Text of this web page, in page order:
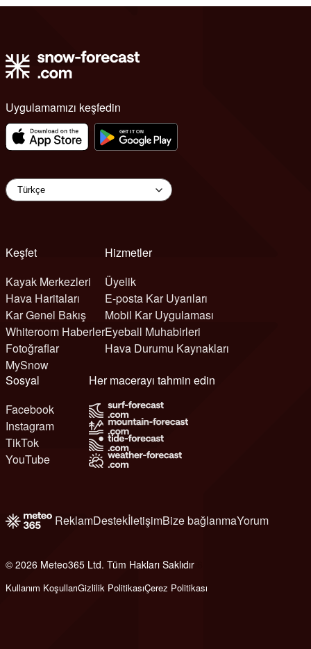
Uygulamamızı keşfedin
Keşfet
Kayak Merkezleri
Hava Haritaları
Kar Genel Bakış
Whiteroom Haberler
Fotoğraflar
MySnow
Hizmetler
Üyelik
E-posta Kar Uyarıları
Mobil Kar Uygulaması
Eyeball Muhabirleri
Hava Durumu Kaynakları
Sosyal
Facebook
Instagram
TikTok
YouTube
Her macerayı tahmin edin
ReklamDestekİletişimBize bağlanmaYorum
© 2026 Meteo365 Ltd. Tüm Hakları Saklıdır
Kullanım KoşullarıGizlilik PolitikasıÇerez Politikası